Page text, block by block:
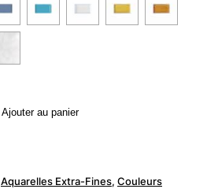
Ajouter au panier
Aquarelles Extra-Fines, Couleurs